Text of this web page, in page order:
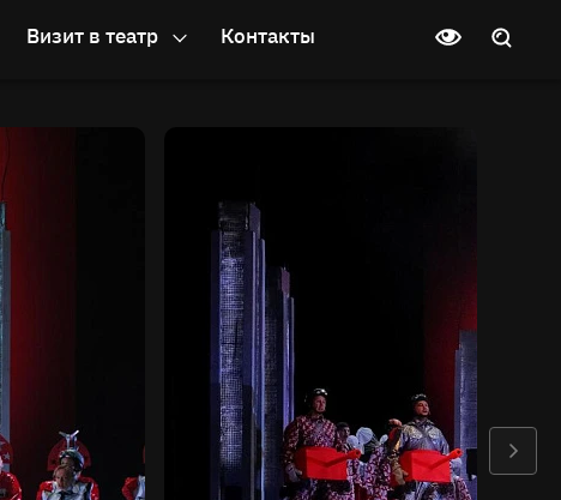
Визит в театр Контакты